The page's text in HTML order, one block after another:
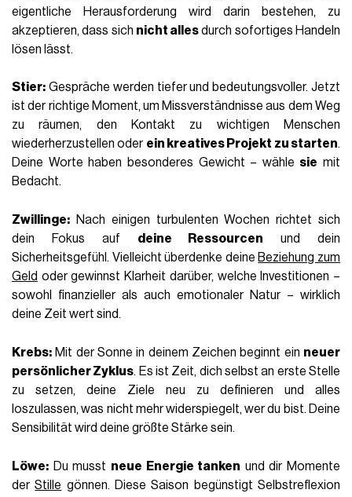
eigentliche Herausforderung wird darin bestehen, zu
akzeptieren, dass sich nicht allesdurch sofortiges Handeln
lösen lässt.
Stier: Gespräche werden tiefer und bedeutungsvoller. Jetzt
ist der richtige Moment, um Missverständnisse aus dem Weg
zu räumen, den Kontakt zu wichtigen Menschen
wiederherzustellen oder ein kreatives Projekt zu starten.
Deine Worte haben besonderes Gewicht – wähle sie mit
Bedacht.
Zwillinge: Nach einigen turbulenten Wochen richtet sich
dein Fokus auf deine Ressourcen und dein
Sicherheitsgefühl. Vielleicht überdenke deine Beziehung zum
Geld oder gewinnst Klarheit darüber, welche Investitionen –
sowohl finanzieller als auch emotionaler Natur – wirklich
deine Zeit wert sind.
Krebs: Mit der Sonne in deinem Zeichen beginnt ein neuer
persönlicher Zyklus. Es ist Zeit, dich selbst an erste Stelle
zu setzen, deine Ziele neu zu definieren und alles
loszulassen, was nicht mehr widerspiegelt, wer du bist. Deine
Sensibilität wird deine größte Stärke sein.
Löwe: Du musst neue Energie tanken und dir Momente
derStille gönnen. Diese Saison begünstigt Selbstreflexion